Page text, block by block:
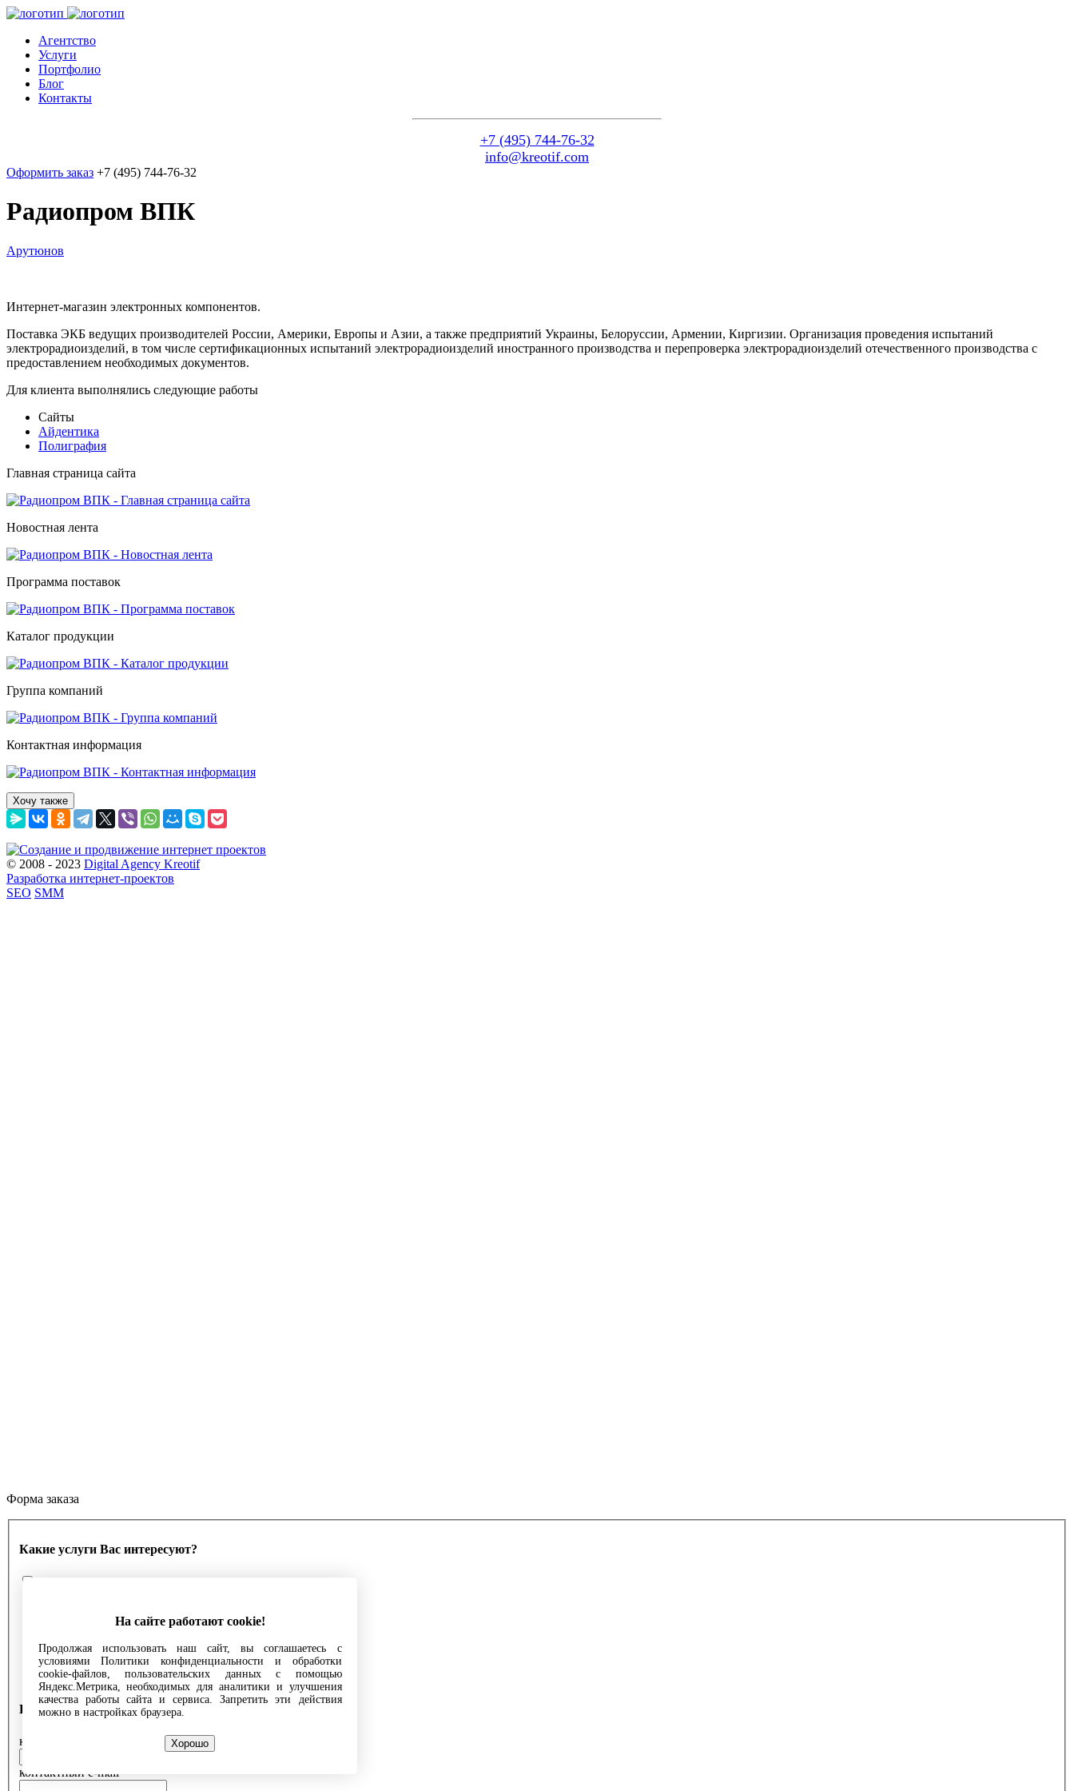
Агентство
Услуги
Портфолио
Блог
Контакты
+7 (495) 744-76-32
info@kreotif.com
Оформить заказ +7 (495) 744-76-32
Радиопром ВПК
Арутюнов
Интернет-магазин электронных компонентов.
Поставка ЭКБ ведущих производителей России, Америки, Европы и Азии, а также предприятий Украины, Белоруссии, Армении, Киргизии. Организация проведения испытаний
электрорадиоизделий, в том числе сертификационных испытаний электрорадиоизделий иностранного производства и перепроверка электрорадиоизделий отечественного производства с
предоставлением необходимых документов.
Для клиента выполнялись следующие работы
Сайты
Айдентика
Полиграфия
Главная страница сайта
Новостная лента
Программа поставок
Каталог продукции
Группа компаний
Контактная информация
Хочу также
© 2008 - 2023 Digital Agency Kreotif
Разработка интернет-проектов
SEO SMM
Форма заказа
Какие услуги Вас интересуют?
Полиграфические слуги
Написание текстов
Продвижение в социальных сетях
Контекстная реклама
Как с Вами связаться?
контактное лицо
контактный e-mail
На сайте работают cookie!
Продолжая использовать наш сайт, вы соглашаетесь с
условиями Политики конфиденциальности и обработки
cookie-файлов, пользовательских данных с помощью
Яндекс.Метрика, необходимых для аналитики и улучшения
качества работы сайта и сервиса. Запретить эти действия
можно в настройках браузера.
Хорошо